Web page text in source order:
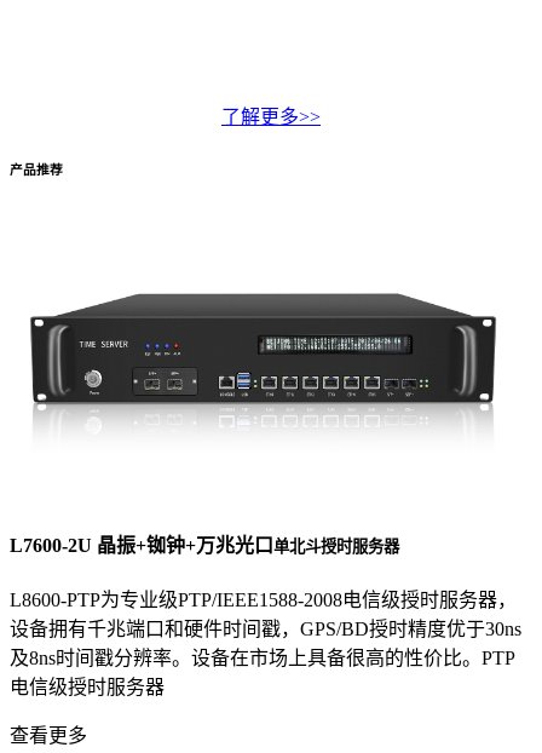
了解更多>>
产品推荐
L7600-2U 晶振+铷钟+万兆光口 单北斗授时服务器
L8600-PTP为专业级PTP/IEEE1588-2008电信级授时服务器，
设备拥有千兆端口和硬件时间戳，GPS/BD授时精度优于30ns
及8ns时间戳分辨率。设备在市场上具备很高的性价比。PTP
电信级授时服务器
查看更多